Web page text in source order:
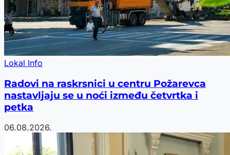
Lokal Info
Radovi na raskrsnici u centru Požarevca
nastavljaju se u noći između četvrtka i
petka
06.08.2026.